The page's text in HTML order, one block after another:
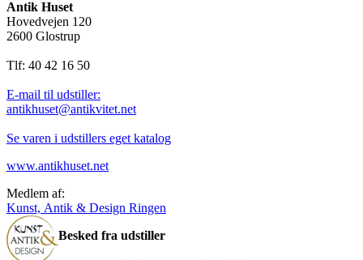
Antik Huset
Hovedvejen 120
2600 Glostrup
Tlf: 40 42 16 50
E-mail til udstiller:
antikhuset@antikvitet.net
Se varen i udstillers eget katalog
www.antikhuset.net
Medlem af:
Kunst, Antik & Design Ringen
Besked fra udstiller